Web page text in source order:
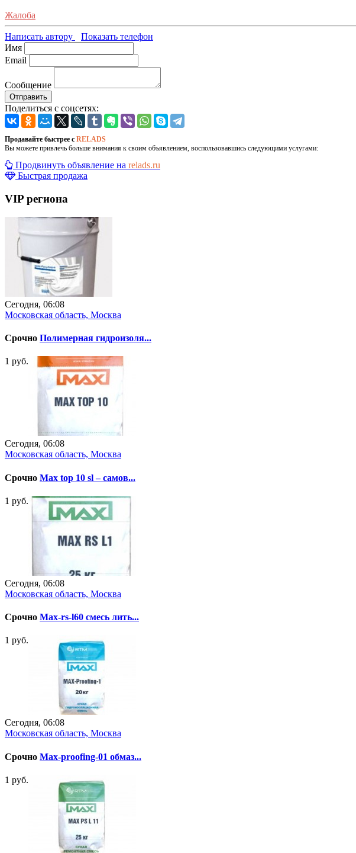
Жалоба
Написать автору
Показать телефон
Имя
Email
Сообщение
Отправить
Поделиться с соцсетях:
Продавайте быстрее с RELADS
Вы можете привлечь больше внимания к своим объявлением, воспользовавшись следующими услугами:
Продвинуть объявление на relads.ru
Быстрая продажа
VIP региона
Сегодня, 06:08
Московская область, Москва
Срочно Полимерная гидроизоля...
1 руб.
Сегодня, 06:08
Московская область, Москва
Срочно Мах top 10 sl – самов...
1 руб.
Сегодня, 06:08
Московская область, Москва
Срочно Max-rs-l60 смесь лить...
1 руб.
Сегодня, 06:08
Московская область, Москва
Срочно Max-proofing-01 обмаз...
1 руб.